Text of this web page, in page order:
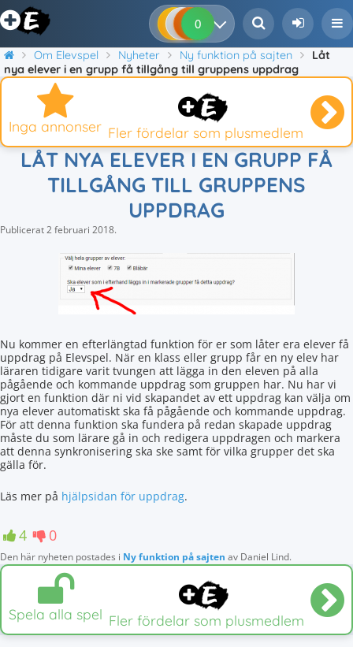
0 0 0
Om Elevspel Nyheter Ny funktion på sajten
Låt
nya elever i en grupp få tillgång till gruppens uppdrag
Inga annonser Fler fördelar som plusmedlem
LÅT NYA ELEVER I EN GRUPP FÅ
TILLGÅNG TILL GRUPPENS
UPPDRAG
Publicerat2 februari 2018.
Nu kommer en efterlängtad funktion för er som låter era elever få
uppdrag på Elevspel. När en klass eller grupp får en ny elev har
läraren tidigare varit tvungen att lägga in den eleven på alla
pågående och kommande uppdrag som gruppen har. Nu har vi
gjort en funktion där ni vid skapandet av ett uppdrag kan välja om
nya elever automatiskt ska få pågående och kommande uppdrag.
För att denna funktion ska fundera på redan skapade uppdrag
måste du som lärare gå in och redigera uppdragen och markera
att denna synkronisering ska ske samt för vilka grupper det ska
gälla för.
Läs mer på hjälpsidan för uppdrag.
4 0
Den här nyheten postades i Ny funktion på sajten av Daniel Lind.
Spela alla spel Fler fördelar som plusmedlem